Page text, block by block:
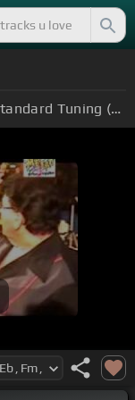
Standard Tuning (EADGBE)